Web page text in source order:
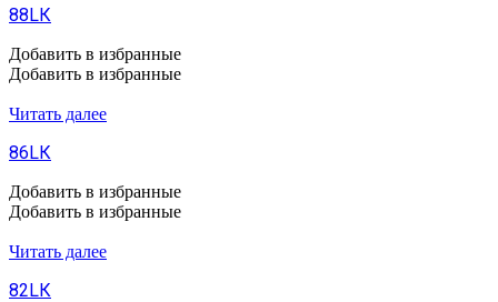
88LК
Добавить в избранные
Добавить в избранные
Читать далее
86LК
Добавить в избранные
Добавить в избранные
Читать далее
82LК